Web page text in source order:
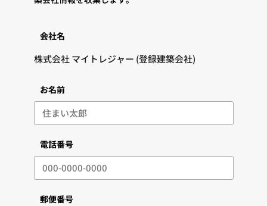
会社名
お名前
電話番号
郵便番号